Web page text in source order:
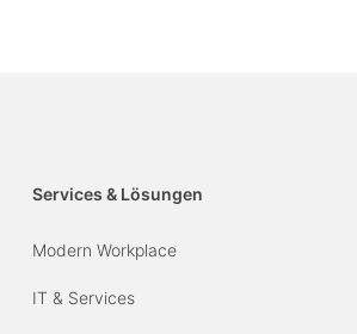
Services & Lösungen
Modern Workplace
IT & Services